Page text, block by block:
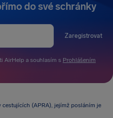
do své schránky
Zaregistrovat
AirHelp a souhlasím s Prohlášením
(APRA), jejímž posláním je